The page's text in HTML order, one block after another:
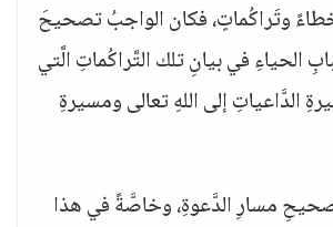
وتَراكُماتٍ، فكان الواجبُ تصحيحَ
الحياءِ في بيانِ تلك التَّراكُماتِ الَّتي
الدَّاعياتِ إلى اللهِ تعالى ومسيرةِ
مسارِ الدَّعوةِ، وخاصَّةً في هذا